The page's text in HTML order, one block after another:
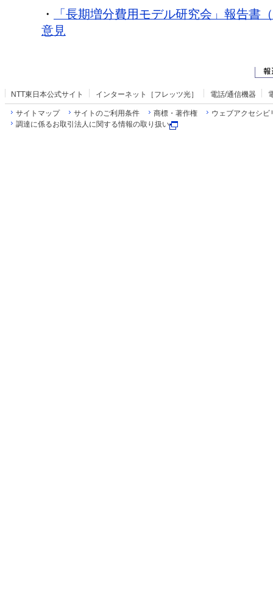
・
「長期増分費用モデル研究会」報告書
意見
NTT東日本公式サイト インターネット［フレッツ光］ 電話/通信機器
サイトマップ サイトのご利用条件 商標・著作権
ウェブアクセシビ
調達に係るお取引法人に関する情報の取り扱い